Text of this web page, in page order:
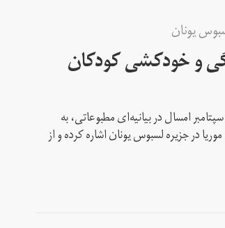
یونان
و خودکشی کودکان
امسال در بیانیه‌ای مطبوعاتی، به
در جزیره لسبوس یونان اشاره کرده و از